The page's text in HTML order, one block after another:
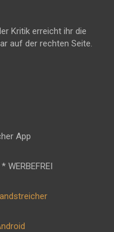
Kritik erreicht ihr die
auf der rechten Seite.
WERBEFREI